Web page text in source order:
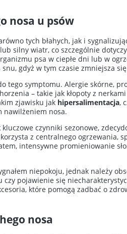
nosa u psów
tych błahych, jak i
silny wiatr, co szczególnie
psa w ciepłe dni lub w
gdyż w tym czasie zmniejsza
tego symptomu. Alergie skórne,
– takie jak kłopoty z
zjawisku jak hipersalimentacja,
nawilżeniem nosa.
czynniki sezonowe,
z centralnego ogrzewania,
intensywne promieniowanie
niepokoju, jednak należy
czy pojawienie się
które pomogą zadbać o
nosa